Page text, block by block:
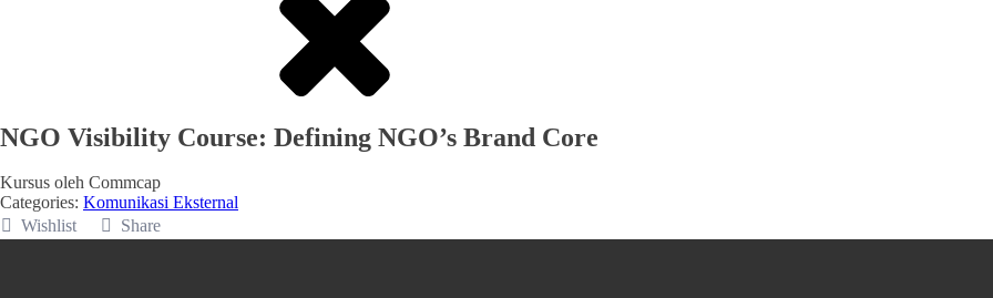
NGO Visibility Course: Defining NGO’s Brand Core
Kursus oleh Commcap
Categories: Komunikasi Eksternal
Wishlist
Share